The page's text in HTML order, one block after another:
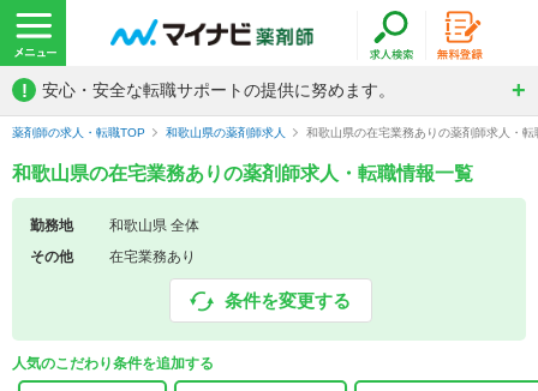
! 安心・安全な転職サポートの提供に努めます。
薬剤師の求人・転職TOP 和歌山県の薬剤師求人 和歌山県の在宅業務ありの薬剤師求人・転
和歌山県の在宅業務ありの薬剤師求人・転職情報一覧
勤務地
和歌山県 全体
その他
在宅業務あり
条件を変更する
人気のこだわり条件を追加する